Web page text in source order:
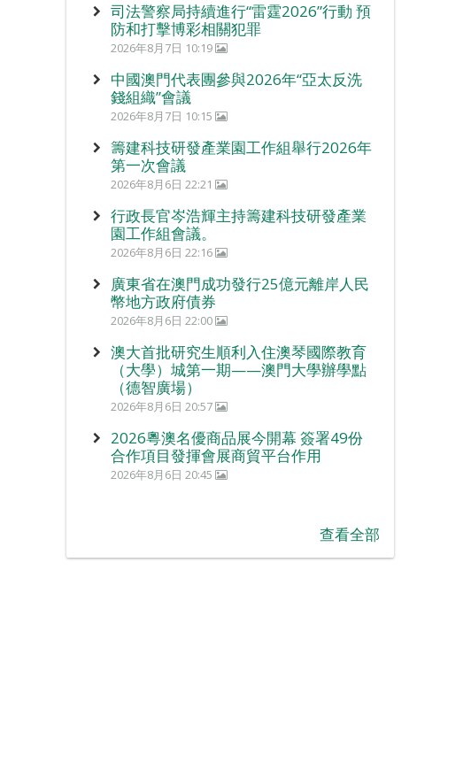
司法警察局持續進行“雷霆2026”行動 預
防和打擊博彩相關犯罪
2026年8月7日 10:19
中國澳門代表團參與2026年“亞太反洗
錢組織”會議
2026年8月7日 10:15
籌建科技研發產業園工作組舉行2026年
第一次會議
2026年8月6日 22:21
行政長官岑浩輝主持籌建科技研發產業
園工作組會議。
2026年8月6日 22:16
廣東省在澳門成功發行25億元離岸人民
幣地方政府債券
2026年8月6日 22:00
澳大首批研究生順利入住澳琴國際教育
（大學）城第一期——澳門大學辦學點
（德智廣場）
2026年8月6日 20:57
2026粵澳名優商品展今開幕 簽署49份
合作項目發揮會展商貿平台作用
2026年8月6日 20:45
查看全部